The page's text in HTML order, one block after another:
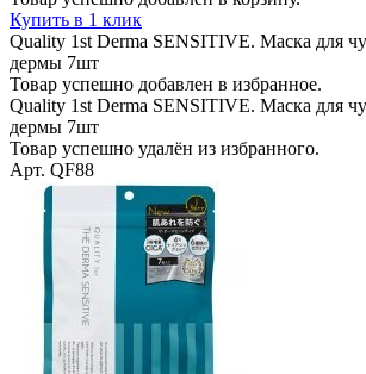
Купить в 1 клик
Quality 1st Derma SENSITIVE. Маска для
дермы 7шт
Товар успешно добавлен в избранное.
Quality 1st Derma SENSITIVE. Маска для
дермы 7шт
Товар успешно удалён из избранного.
Арт. QF88